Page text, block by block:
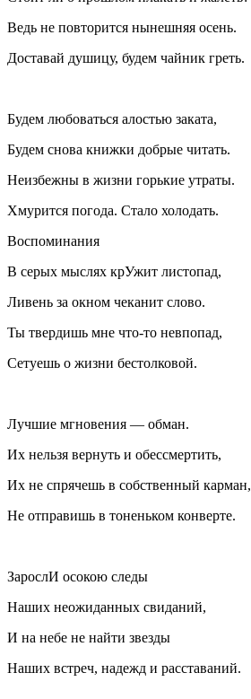
Ведь не повторится нынешняя осень.
Доставай душицу, будем чайник греть.
Будем любоваться алостью заката,
Будем снова книжки добрые читать.
Неизбежны в жизни горькие утраты.
Хмурится погода. Стало холодать.
Воспоминания
В серых мыслях крУжит листопад,
Ливень за окном чеканит слово.
Ты твердишь мне что-то невпопад,
Сетуешь о жизни бестолковой.
Лучшие мгновения — обман.
Их нельзя вернуть и обессмертить,
Их не спрячешь в собственный карман,
Не отправишь в тоненьком конверте.
ЗарослИ осокою следы
Наших неожиданных свиданий,
И на небе не найти звезды
Наших встреч, надежд и расставаний.